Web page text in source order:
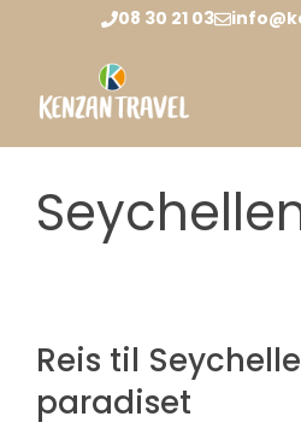
08 30 21 03
Reis til
paradiset